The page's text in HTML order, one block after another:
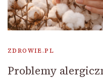
ZDROWIE.PL
Problemy